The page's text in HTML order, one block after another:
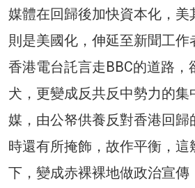
媒體在回歸後加快資本化，美
則是美國化，伸延至新聞工作
香港電台託言走BBC的道路，
犬，更變成反共反中勢力的集
媒，由公帑供養反對香港回歸
時還有所掩飾，故作平衡，這
下，變成赤裸裸地做政治宣傳